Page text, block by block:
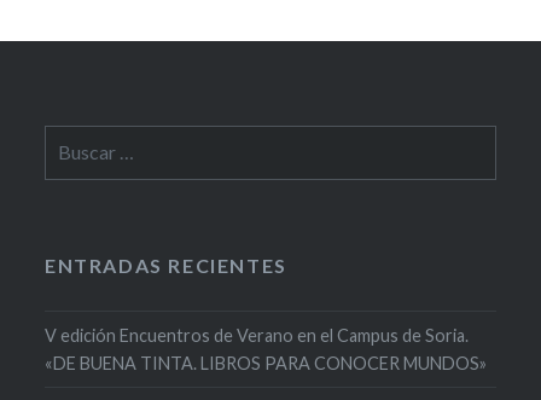
ENTRADAS RECIENTES
V edición Encuentros de Verano en el Campus de Soria.
«DE BUENA TINTA. LIBROS PARA CONOCER MUNDOS»